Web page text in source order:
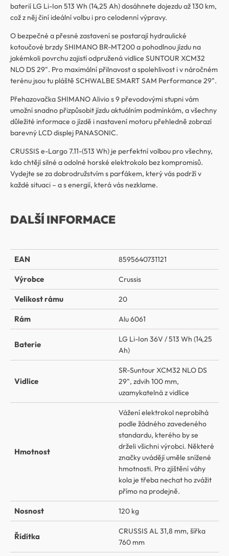
baterií LG Li-Ion 513 Wh (14,25 Ah) dosáhnete dojezdu až 130 km,
což z něj činí ideální volbu i pro celodenní výpravy.
O bezpečné a přesné zastavení se postarají hydraulické
kotoučové brzdy SHIMANO BR-MT200 a pohodlnou jízdu na
jakémkoli povrchu zajistí odpružená vidlice SUNTOUR XCM32
NLO DS 29". Pro maximální přilnavost a spolehlivost i v náročném
terénu jsou tu pláště SCHWALBE SMART SAM Performance 29".
Přehazovačka SHIMANO Alivio s 9 převodovými stupni vám
umožní snadno přizpůsobit jízdu aktuálním podmínkám, a všechny
důležité informace o jízdě i nastavení motoru přehledně zobrazí
barevný LCD displej PANASONIC.
CRUSSIS e-Largo 7.11-(513 Wh) je perfektní volbou pro všechny,
kdo chtějí silné a odolné horské elektrokolo bez kompromisů.
Vydejte se za dobrodružstvím s parťákem, který vás podrží v
každé situaci – a s energií, která vás nezklame.
DALŠÍ INFORMACE
EAN 8595640731121
Výrobce Crussis
Velikost rámu 20
Rám Alu 6061
Baterie
LG Li-Ion 36V / 513 Wh (14,25
Ah)
Vidlice
SR-Suntour XCM32 NLO DS
29", zdvih 100 mm,
uzamykatelná z vidlice
Hmotnost
Vážení elektrokol neprobíhá
podle žádného zavedeného
standardu, kterého by se
drželi všichni výrobci. Některé
značky uvádějí uměle snížené
hmotnosti. Pro zjištění váhy
kola je třeba nechat ho zvážit
přímo na prodejně.
Nosnost 120 kg
Řídítka
CRUSSIS AL 31,8 mm, šířka
760 mm